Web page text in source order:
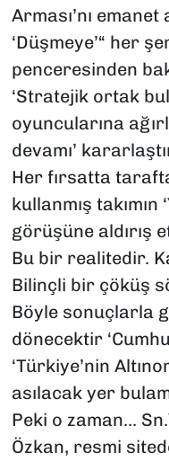
Arması’nı emanet
‘Düşmeye’“ her
penceresinden
‘Stratejik ortak
oyuncularına
devamı’
Her fırsatta
kullanmış takımın
görüşüne aldırış
Bu bir realitedir.
Bilinçli bir çöküş
Böyle sonuçlarla
dönecektir
‘Türkiye’nin
asılacak yer
Peki o zaman...
Özkan, resmi